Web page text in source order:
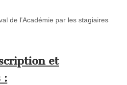
de l’Académie par les stagiaires
et
: